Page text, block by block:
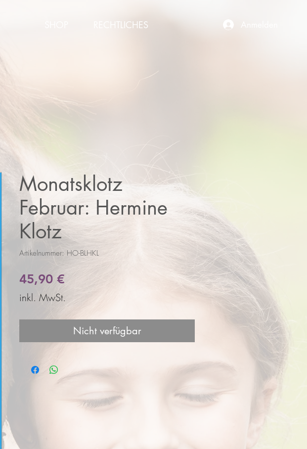
RECHTLICHES
Monatsklotz
Februar: Hermine
Klotz
Artikelnummer: HO-BLHKL
45,90 €
inkl. MwSt.
Nicht verfügbar